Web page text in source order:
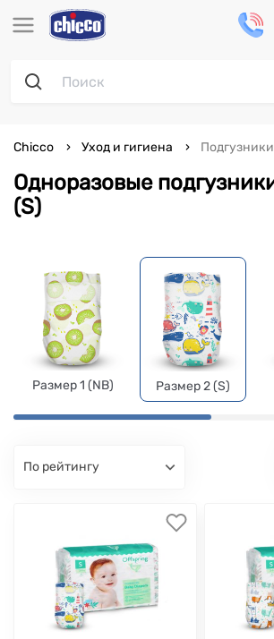
Одноразовые подгузники 2 размер
(S)
Chicco Уход и гигиена Подгузники
Размер 1 (NB) Размер 2 (S)
по рейтингу